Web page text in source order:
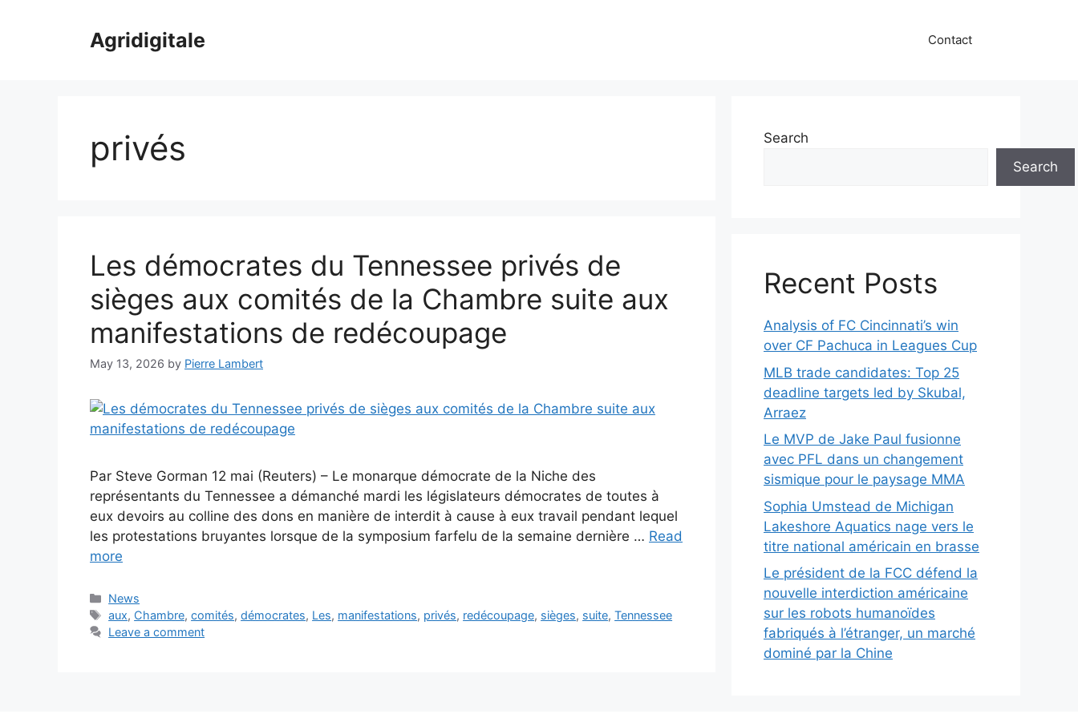
Agridigitale Contact
privés
Les démocrates du Tennessee privés de
sièges aux comités de la Chambre suite aux
manifestations de redécoupage
May 13, 2026 by Pierre Lambert
Par Steve Gorman 12 mai (Reuters) – Le monarque démocrate de la Niche des
représentants du Tennessee a démanché mardi les législateurs démocrates de toutes à
eux devoirs au colline des dons en manière de interdit à cause à eux travail pendant lequel
les protestations bruyantes lorsque de la symposium farfelu de la semaine dernière … Read
more
Categories
News
Tags
aux, Chambre,comités,démocrates, Les, manifestations, privés, redécoupage, sièges, suite,Tennessee
Leave a comment
Search
Search
Recent Posts
Analysis of FC Cincinnati’s win
over CF Pachuca in Leagues Cup
MLB trade candidates: Top 25
deadline targets led by Skubal,
Arraez
Le MVP de Jake Paul fusionne
avec PFL dans un changement
sismique pour le paysage MMA
Sophia Umstead de Michigan
Lakeshore Aquatics nage vers le
titre national américain en brasse
Le président de la FCC défend la
nouvelle interdiction américaine
sur les robots humanoïdes
fabriqués à l’étranger, un marché
dominé par la Chine